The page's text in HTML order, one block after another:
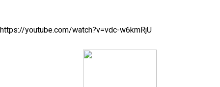
https://youtube.com/watch?v=vdc-w6kmRjU